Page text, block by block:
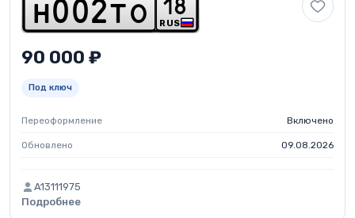
h 0 0 2 t o RUS
1 8
90 000 ₽
Под ключ
Переоформление Включено
Обновлено 09.08.2026
A13111975
Подробнее